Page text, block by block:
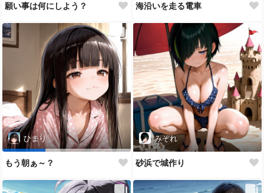
願い事は何にしよう？ 海沿いを走る電車
ひまり
もう朝ぁ～？
みぞれ
砂浜で城作り